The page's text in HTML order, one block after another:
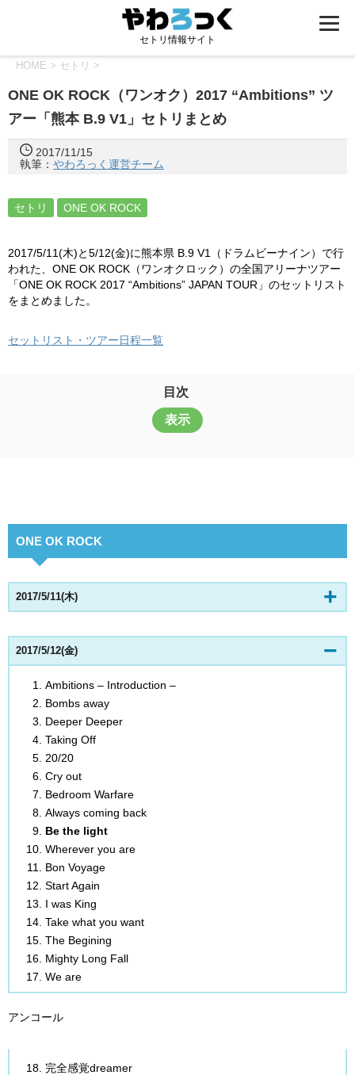
セトリ情報サイト
HOME > セトリ >
ONE OK ROCK（ワンオク）2017 “Ambitions” ツ
アー「熊本 B.9 V1」セトリまとめ
2017/11/15
執筆： やわろっく運営チーム
セトリ ONE OK ROCK
2017/5/11(木)と5/12(金)に熊本県 B.9 V1（ドラムビーナイン） で行
われた、ONE OK ROCK（ワンオクロック）の全国アリーナツアー
「ONE OK ROCK 2017 “Ambitions” JAPAN TOUR」のセットリスト
をまとめました。
セットリスト・ツアー日程一覧
目次
表示
ONE OK ROCK
2017/5/11(木)
2017/5/12(金)
Ambitions – Introduction –
Bombs away
Deeper Deeper
Taking Off
20/20
Cry out
Bedroom Warfare
Always coming back
Be the light
Wherever you are
Bon Voyage
Start Again
I was King
Take what you want
The Begining
Mighty Long Fall
We are
アンコール
完全感覚dreamer